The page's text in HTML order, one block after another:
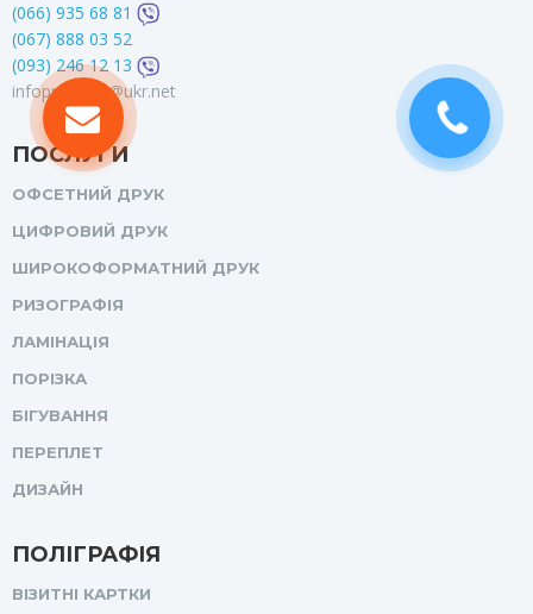
(066) 935 68 81
(067) 888 03 52
(093) 246 12 13
infoprofprint@ukr.net
ПОСЛУГИ
ОФСЕТНИЙ ДРУК
ЦИФРОВИЙ ДРУК
ШИРОКОФОРМАТНИЙ ДРУК
РИЗОГРАФІЯ
ЛАМІНАЦІЯ
ПОРІЗКА
БІГУВАННЯ
ПЕРЕПЛЕТ
ДИЗАЙН
ПОЛІГРАФІЯ
ВІЗИТНІ КАРТКИ